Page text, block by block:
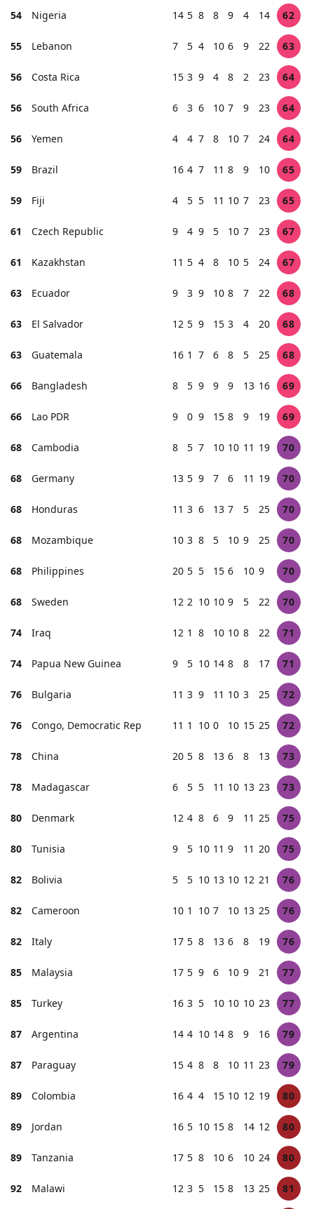
54 Nigeria 14 5 8 8 9 4 14 62
55 Lebanon 7 5 4 10 6 9 22 63
56 Costa Rica 15 3 9 4 8 2 23 64
56 South Africa 6 3 6 10 7 9 23 64
56 Yemen 4 4 7 8 10 7 24 64
59 Brazil 16 4 7 11 8 9 10 65
59 Fiji 4 5 5 11 10 7 23 65
61 Czech Republic 9 4 9 5 10 7 23 67
61 Kazakhstan 11 5 4 8 10 5 24 67
63 Ecuador 9 3 9 10 8 7 22 68
63 El Salvador 12 5 9 15 3 4 20 68
63 Guatemala 16 1 7 6 8 5 25 68
66 Bangladesh 8 5 9 9 9 13 16 69
66 Lao PDR 9 0 9 15 8 9 19 69
68 Cambodia 8 5 7 10 10 11 19 70
68 Germany 13 5 9 7 6 11 19 70
68 Honduras 11 3 6 13 7 5 25 70
68 Mozambique 10 3 8 5 10 9 25 70
68 Philippines 20 5 5 15 6 10 9 70
68 Sweden 12 2 10 10 9 5 22 70
74 Iraq 12 1 8 10 10 8 22 71
74 Papua New Guinea 9 5 10 14 8 8 17 71
76 Bulgaria 11 3 9 11 10 3 25 72
76 Congo, Democratic Rep 11 1 10 0 10 15 25 72
78 China 20 5 8 13 6 8 13 73
78 Madagascar 6 5 5 11 10 13 23 73
80 Denmark 12 4 8 6 9 11 25 75
80 Tunisia 9 5 10 11 9 11 20 75
82 Bolivia 5 5 10 13 10 12 21 76
82 Cameroon 10 1 10 7 10 13 25 76
82 Italy 17 5 8 13 6 8 19 76
85 Malaysia 17 5 9 6 10 9 21 77
85 Turkey 16 3 5 10 10 10 23 77
87 Argentina 14 4 10 14 8 9 16 79
87 Paraguay 15 4 8 8 10 11 23 79
89 Colombia 16 4 4 15 10 12 19 80
89 Jordan 16 5 10 15 8 14 12 80
89 Tanzania 17 5 8 10 6 10 24 80
92 Malawi 12 3 5 15 8 13 25 81